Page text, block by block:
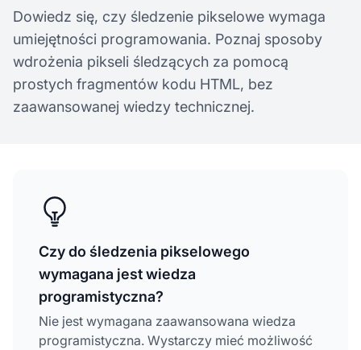
Dowiedz się, czy śledzenie pikselowe wymaga
umiejętności programowania. Poznaj sposoby
wdrożenia pikseli śledzących za pomocą
prostych fragmentów kodu HTML, bez
zaawansowanej wiedzy technicznej.
Czy do śledzenia pikselowego
wymagana jest wiedza
programistyczna?
Nie jest wymagana zaawansowana wiedza
programistyczna. Wystarczy mieć możliwość